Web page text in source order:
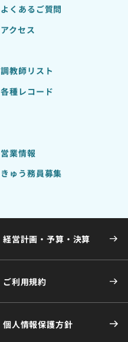
よくあるご質問
アクセス
調教師リスト
各種レコード
営業情報
きゅう務員募集
経営計画・予算・決算
ご利用規約
個人情報保護方針